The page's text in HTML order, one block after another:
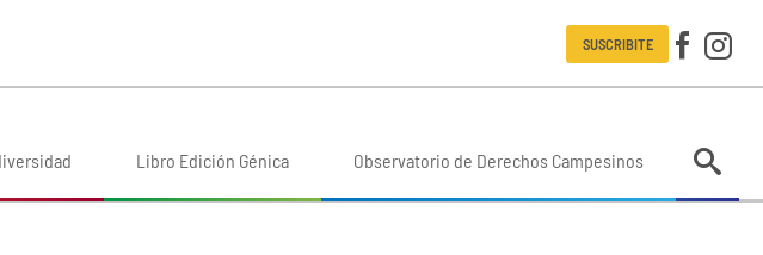
SUSCRIBITE
Libro Edición Génica Observatorio de Derechos Campesinos